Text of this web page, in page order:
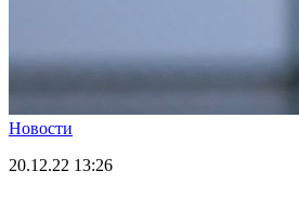
Новости
20.12.22 13:26